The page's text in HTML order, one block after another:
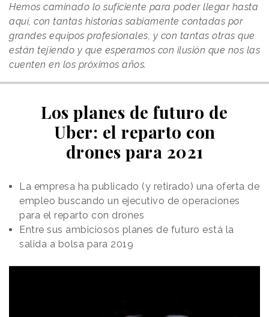
Hemos caminado lo suficiente para poder llegar hasta
aquí, con tantas historias sabiamente contadas por
grandes equipos profesionales, y con tantas otras que
están tejiendo y que esperamos con ilusión que nos las
cuenten en los próximos años.
Los planes de futuro de
Uber: el reparto con
drones para 2021
La empresa ha publicado (y retirado) una oferta de
empleo buscando un ejecutivo de operaciones
para el reparto con drones
Entre sus ambiciosos planes de futuro está la
salida a bolsa para 2019